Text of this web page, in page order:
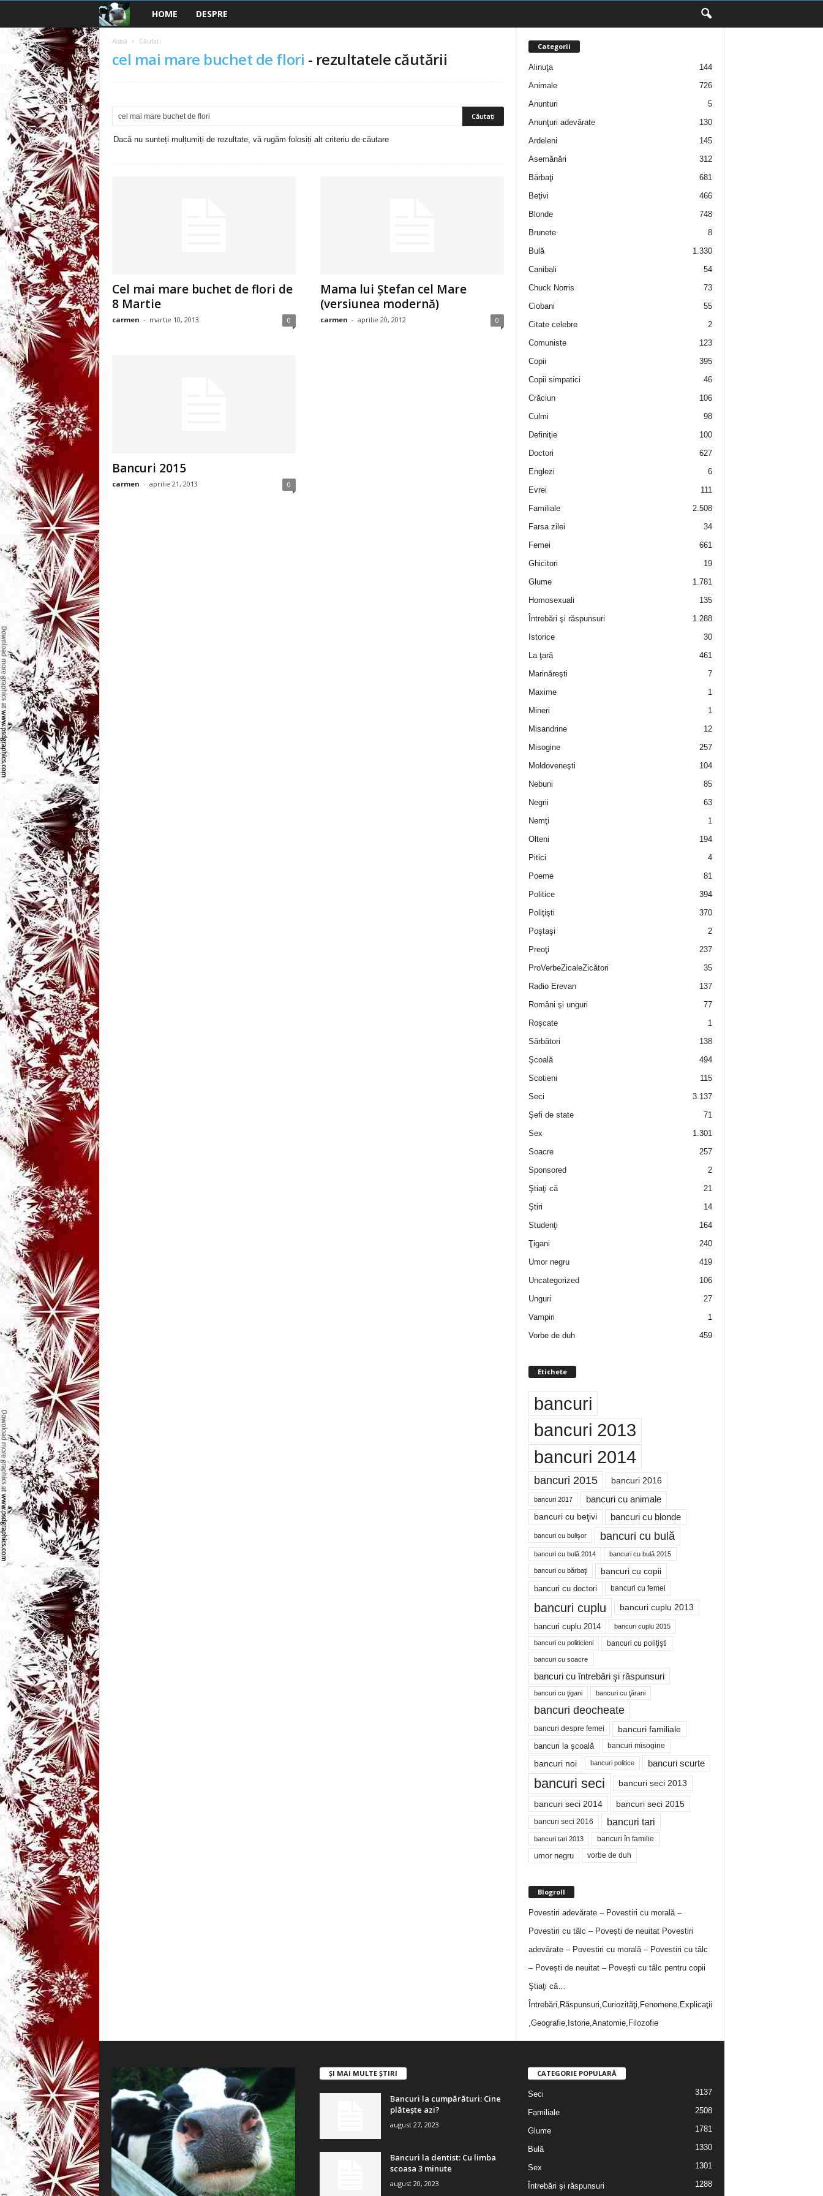
a
n
u
-
l
HOME DESPRE
Acasă Căutați
cel mai mare buchet de flori - rezultatele căutării
Dacă nu sunteți mulțumiți de rezultate, vă rugăm folosiți alt criteriu de căutare
Cel mai mare buchet de flori de
8 Martie
carmen - martie 10, 2013 0
Mama lui Ştefan cel Mare
(versiunea modernă)
carmen - aprilie 20, 2012 0
Bancuri 2015
carmen - aprilie 21, 2013 0
Categorii
Alinuţa
144
Animale
726
Anunturi
5
Anunţuri adevărate
130
Ardeleni
145
Asemănări
312
Bărbaţi
681
Beţivi
466
Blonde
748
Brunete
8
Bulă
1.330
Canibali
54
Chuck Norris
73
Ciobani
55
Citate celebre
2
Comuniste
123
Copii
395
Copii simpatici
46
Crăciun
106
Culmi
98
Definiţie
100
Doctori
627
Englezi
6
Evrei
111
Familiale
2.508
Farsa zilei
34
Femei
661
Ghicitori
19
Glume
1.781
Homosexuali
135
Întrebări şi răspunsuri
1.288
Istorice
30
La ţară
461
Marinăreşti
7
Maxime
1
Mineri
1
Misandrine
12
Misogine
257
Moldoveneşti
104
Nebuni
85
Negrii
63
Nemţi
1
Olteni
194
Pitici
4
Poeme
81
Politice
394
Poliţişti
370
Poştaşi
2
Preoţi
237
ProVerbeZicaleZicători
35
Radio Erevan
137
Români şi unguri
77
Roșcate
1
Sărbători
138
Şcoală
494
Scotieni
115
Seci
3.137
Şefi de state
71
Sex
1.301
Soacre
257
Sponsored
2
Ştiaţi că
21
Ştiri
14
Studenţi
164
Ţigani
240
Umor negru
419
Uncategorized
106
Unguri
27
Vampiri
1
Vorbe de duh
459
Etichete
bancuri
bancuri 2013
bancuri 2014
bancuri 2015 bancuri 2016
bancuri 2017 bancuri cu animale
bancuri cu beţivi bancuri cu blonde
bancuri cu bulişor bancuri cu bulă
bancuri cu bulă 2014 bancuri cu bulă 2015
bancuri cu bărbaţi bancuri cu copii
bancuri cu doctori bancuri cu femei
bancuri cuplu bancuri cuplu 2013
bancuri cuplu 2014 bancuri cuplu 2015
bancuri cu politicieni bancuri cu poliţişti
bancuri cu soacre
bancuri cu întrebări şi răspunsuri
bancuri cu ţigani bancuri cu ţărani
bancuri deocheate
bancuri despre femei bancuri familiale
bancuri la şcoală bancuri misogine
bancuri noi bancuri politice bancuri scurte
bancuri seci bancuri seci 2013
bancuri seci 2014 bancuri seci 2015
bancuri seci 2016 bancuri tari
bancuri tari 2013 bancuri în familie
umor negru vorbe de duh
Blogroll
Povestiri adevărate – Povestiri cu morală –
Povestiri cu tâlc – Povești de neuitatPovestiri
adevărate – Povestiri cu morală – Povestiri cu tâlc
– Povești de neuitat – Povești cu tâlc pentru copii
Ştiaţi că…
Întrebări,Răspunsuri,Curiozităţi,Fenomene,Explicaţii
,Geografie,Istorie,Anatomie,Filozofie
ȘI MAI MULTE ȘTIRI
Bancuri la cumpărături: Cine
plătește azi?
august 27, 2023
Bancuri la dentist: Cu limba
scoasa 3 minute
august 20, 2023
CATEGORIE POPULARĂ
Seci 3137
Familiale 2508
Glume 1781
Bulă 1330
Sex 1301
Întrebări şi răspunsuri 1288